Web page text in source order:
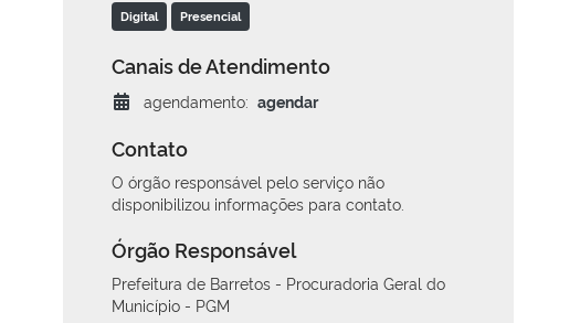
Digital Presencial
Canais de Atendimento
agendamento: agendar
Contato
O órgão responsável pelo serviço não
disponibilizou informações para contato.
Órgão Responsável
Prefeitura de Barretos - Procuradoria Geral do
Município - PGM